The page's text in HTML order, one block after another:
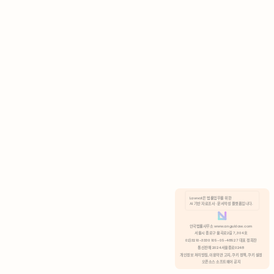
분석 쿠키 허용
Lawvot은 법률업무를 위한
AI 기반 자료조사 · 문서작성 플랫폼입니다.
안국법률사무소 www.anguklaw.com
서울시 종로구 율곡로2길 7, 304호
02)3210-3330 105-05-48527 대표 정희찬
통신판매 2024서울종로0248
개인정보 처리방침, 이용약관 고지, 쿠키 정책, 쿠키 설정
오픈소스 소프트웨어 공지